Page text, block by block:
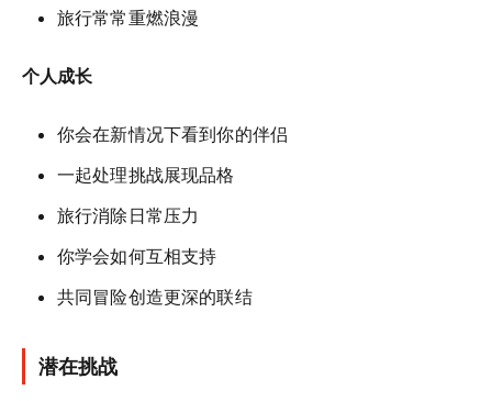
旅行常常重燃浪漫
个人成长
你会在新情况下看到你的伴侣
一起处理挑战展现品格
旅行消除日常压力
你学会如何互相支持
共同冒险创造更深的联结
潜在挑战